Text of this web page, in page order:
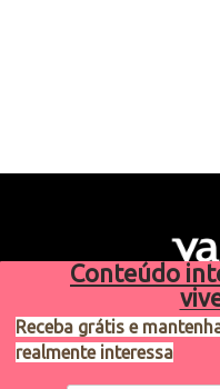
Conteúdo
Receba grátis e
realmente interessa